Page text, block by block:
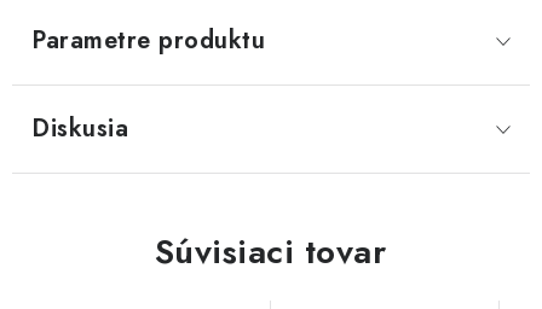
Parametre produktu
Diskusia
Súvisiaci tovar